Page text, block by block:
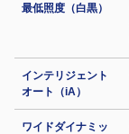
最低照度（白黒）
インテリジェント
オート（iA）
ワイドダイナミッ